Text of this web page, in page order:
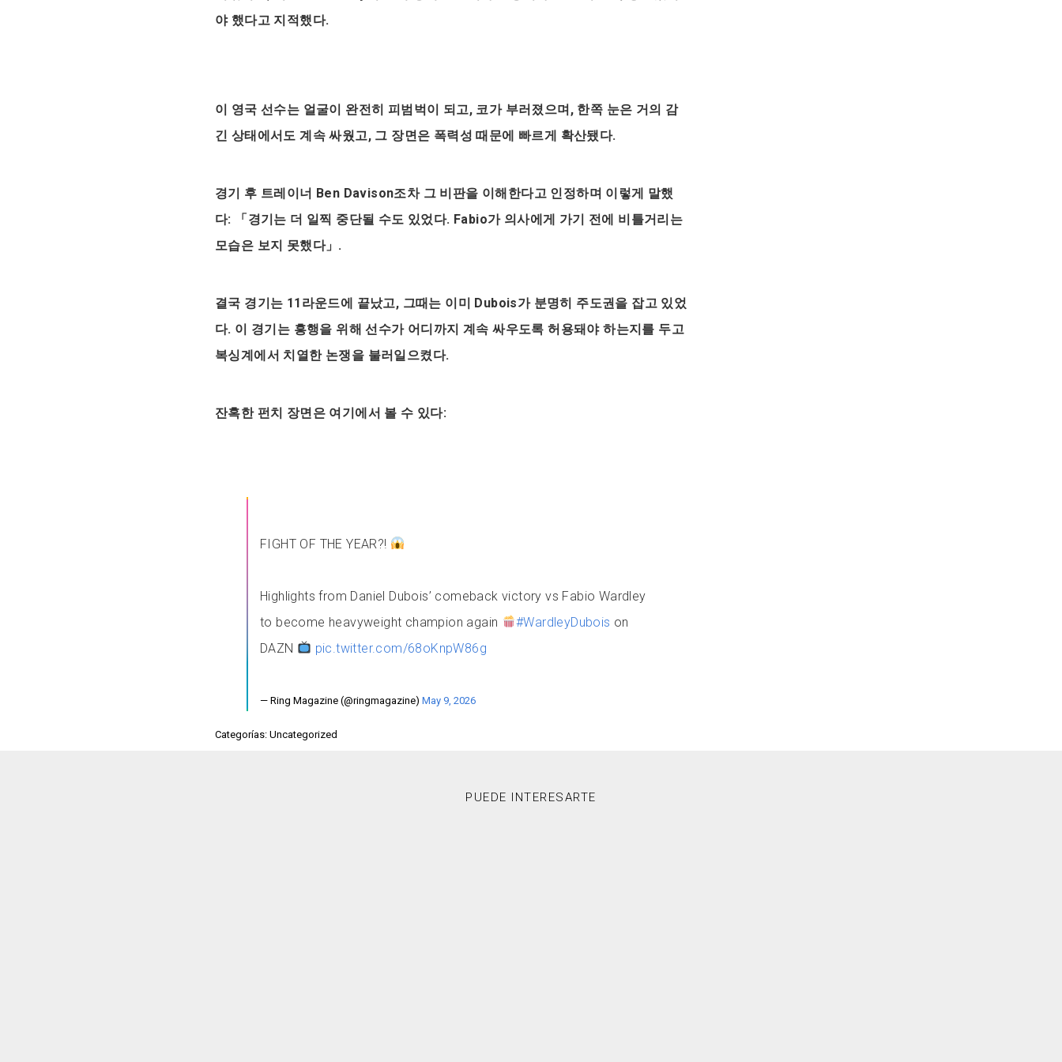
야 했다고 지적했다.
이 영국 선수는 얼굴이 완전히 피범벅이 되고, 코가 부러졌으며, 한쪽 눈은 거의 감
긴 상태에서도 계속 싸웠고, 그 장면은 폭력성 때문에 빠르게 확산됐다.
경기 후 트레이너 Ben Davison조차 그 비판을 이해한다고 인정하며 이렇게 말했
다: 「경기는 더 일찍 중단될 수도 있었다. Fabio가 의사에게 가기 전에 비틀거리는
모습은 보지 못했다」.
결국 경기는 11라운드에 끝났고, 그때는 이미 Dubois가 분명히 주도권을 잡고 있었
다. 이 경기는 흥행을 위해 선수가 어디까지 계속 싸우도록 허용돼야 하는지를 두고
복싱계에서 치열한 논쟁을 불러일으켰다.
잔혹한 펀치 장면은 여기에서 볼 수 있다:
FIGHT OF THE YEAR?!
Highlights from Daniel Dubois’ comeback victory vs Fabio Wardley
to become heavyweight champion again
#WardleyDubois on
DAZN
pic.twitter.com/68oKnpW86g
— Ring Magazine (@ringmagazine) May 9, 2026
Categorías: Uncategorized
PUEDE INTERESARTE